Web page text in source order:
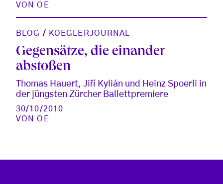
VONOE
BLOG / KOEGLERJOURNAL
Gegensätze, die einander
abstoßen
Thomas Hauert, Jiří Kylián und Heinz Spoerli in
der jüngsten Zürcher Ballettpremiere
30/10/2010
VONOE